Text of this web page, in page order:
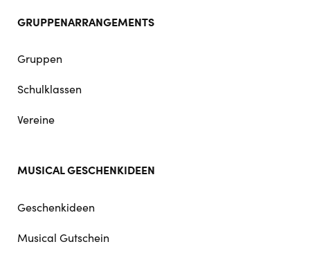
GRUPPENARRANGEMENTS
Gruppen
Schulklassen
Vereine
MUSICAL GESCHENKIDEEN
Geschenkideen
Musical Gutschein